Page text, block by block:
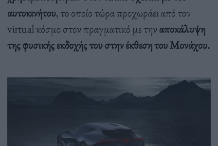
αυτοκινήτου, το οποίο τώρα προχωράει από τον
virtual κόσμο στον πραγματικό με την αποκάλυψη
της φυσικής εκδοχής του στην έκθεση του Μονάχου.